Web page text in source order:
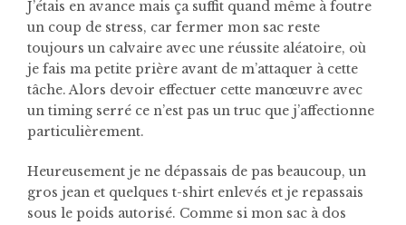
J’étais en avance mais ça suffit quand même à foutre
un coup de stress, car fermer mon sac reste
toujours un calvaire avec une réussite aléatoire, où
je fais ma petite prière avant de m’attaquer à cette
tâche. Alors devoir effectuer cette manœuvre avec
un timing serré ce n’est pas un truc que j’affectionne
particulièrement.
Heureusement je ne dépassais de pas beaucoup, un
gros jean et quelques t-shirt enlevés et je repassais
sous le poids autorisé. Comme si mon sac à dos